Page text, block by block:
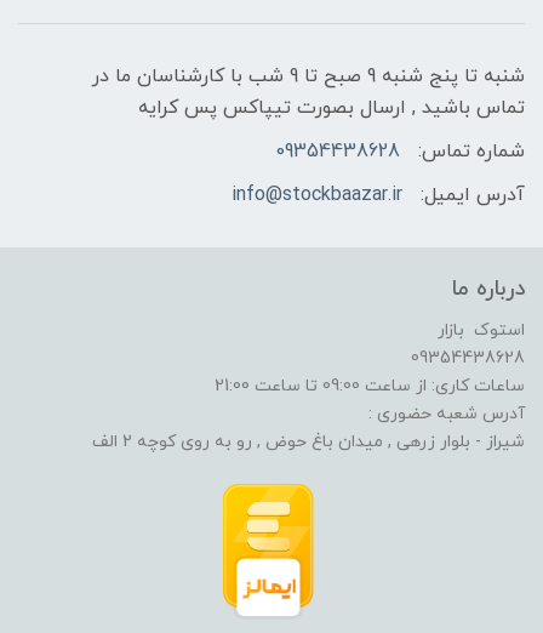
شنبه تا پنج شنبه 9 صبح تا 9 شب با کارشناسان ما در
تماس باشید , ارسال بصورت تیپاکس پس کرایه
شماره تماس:
09354438628
آدرس ایمیل:
info@stockbaazar.ir
درباره ما
استوک بازار
09354438628
ساعات کاری: از ساعت 09:00 تا ساعت 21:00
آدرس شعبه حضوری :
شیراز - بلوار زرهی , میدان باغ حوض , رو به روی کوچه 2 الف